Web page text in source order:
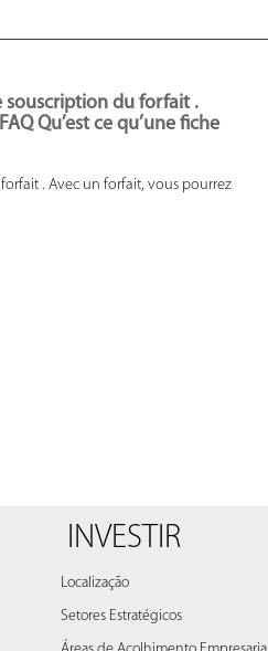
souscription du forfait .
Qu’est ce qu’une fiche
. Avec un forfait, vous pourrez
INVESTIR
Localização
Setores Estratégicos